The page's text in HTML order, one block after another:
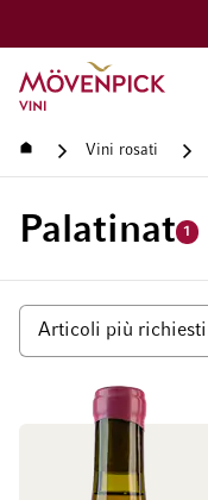
Vai alla Home Page
Home Vini rosati
Palatinat 1
Ordina per Superiore